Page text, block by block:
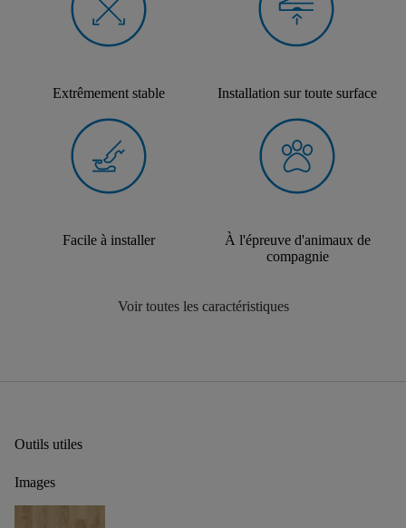
Extrêmement stable Installation sur toute surface
Facile à installer
À l'épreuve d'animaux de
compagnie
Voir toutes les caractéristiques
Outils utiles
Images